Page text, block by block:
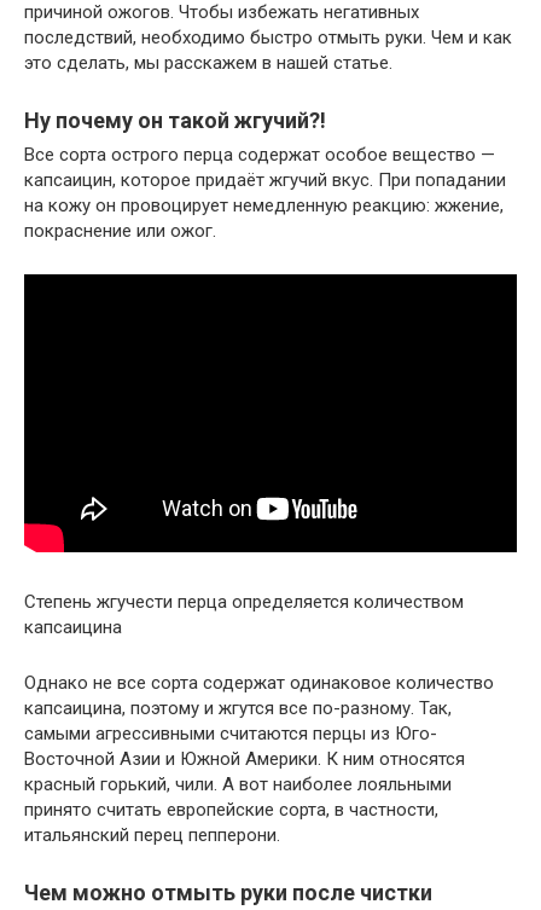
причиной ожогов. Чтобы избежать негативных
последствий, необходимо быстро отмыть руки. Чем и как
это сделать, мы расскажем в нашей статье.
Ну почему он такой жгучий?!
Все сорта острого перца содержат особое вещество —
капсаицин, которое придаёт жгучий вкус. При попадании
на кожу он провоцирует немедленную реакцию: жжение,
покраснение или ожог.
Степень жгучести перца определяется количеством
капсаицина
Однако не все сорта содержат одинаковое количество
капсаицина, поэтому и жгутся все по-разному. Так,
самыми агрессивными считаются перцы из Юго-
Восточной Азии и Южной Америки. К ним относятся
красный горький, чили. А вот наиболее лояльными
принято считать европейские сорта, в частности,
итальянский перец пепперони.
Чем можно отмыть руки после чистки